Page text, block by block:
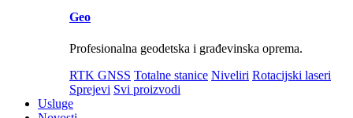
Geo
Profesionalna geodetska i građevinska oprema.
RTK GNSS Totalne stanice Niveliri Rotacijski laseri
Sprejevi Svi proizvodi
Usluge